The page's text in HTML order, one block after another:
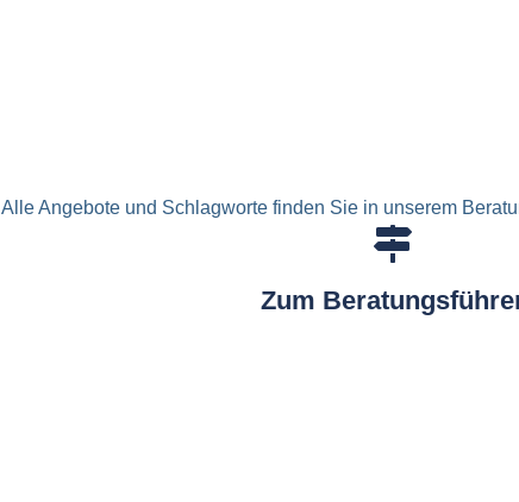
Alle Angebote und Schlagworte finden Sie in unserem
Zum